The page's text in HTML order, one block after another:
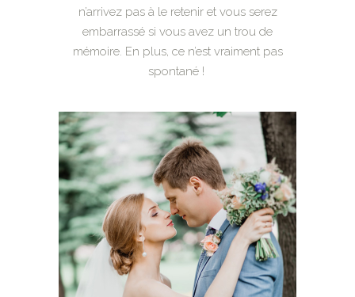
n’arrivez pas à le retenir et vous serez
embarrassé si vous avez un trou de
mémoire. En plus, ce n’est vraiment pas
spontané !